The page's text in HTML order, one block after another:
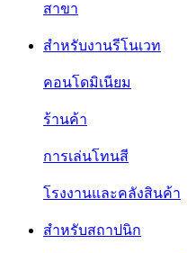
สาขา
สำหรับงานรีโนเวท
คอนโดมิเนียม
ร้านค้า
การเล่นโทนสี
โรงงานและคลังสินค้า
สำหรับสถาปนิก